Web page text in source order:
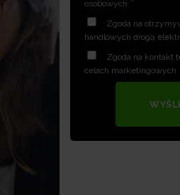
osobowych *
Zgoda na
handlowych drogą
Zgoda na kontakt
celach marketingowych